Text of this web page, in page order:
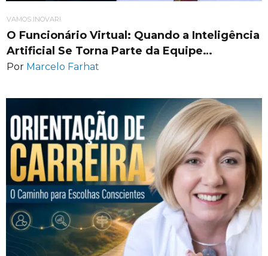
VAMOS INOVAR!
O Funcionário Virtual: Quando a Inteligência
Artificial Se Torna Parte da Equipe…
Por Marcelo Farhat